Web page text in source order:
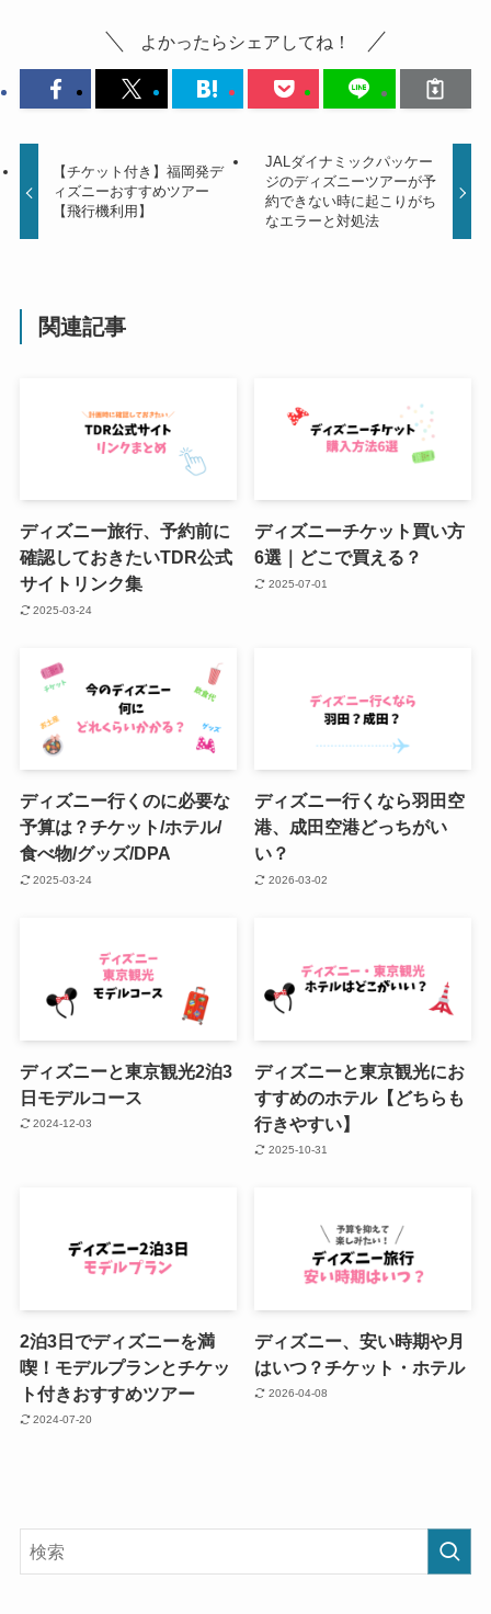
よかったらシェアしてね！
【チケット付き】福岡発デ
ィズニーおすすめツアー
【飛行機利用】
JALダイナミックパッケー
ジのディズニーツアーが予
約できない時に起こりがち
なエラーと対処法
関連記事
ディズニー旅行、予約前に
確認しておきたいTDR公式
サイトリンク集
2025-03-24
ディズニーチケット買い方
6選｜どこで買える？
2025-07-01
ディズニー行くのに必要な
予算は？チケット/ホテル/
食べ物/グッズ/DPA
2025-03-24
ディズニー行くなら羽田空
港、成田空港どっちがい
い？
2026-03-02
ディズニーと東京観光2泊3
日モデルコース
2024-12-03
ディズニーと東京観光にお
すすめのホテル【どちらも
行きやすい】
2025-10-31
2泊3日でディズニーを満
喫！モデルプランとチケッ
ト付きおすすめツアー
2024-07-20
ディズニー、安い時期や月
はいつ？チケット・ホテル
2026-04-08